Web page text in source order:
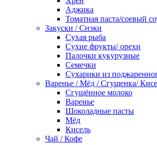
Аджика
Томатная паста/соевый
Закуски / Снэки
Сухая рыба
Сухие фрукты/ орехи
Палочки кукурузные
Семечки
Сухарики из
Варенье / Мёд / Сгущенка/
Сгущённое молоко
Варенье
Шоколадные пасты
Мёд
Кисель
Чай / Кофе